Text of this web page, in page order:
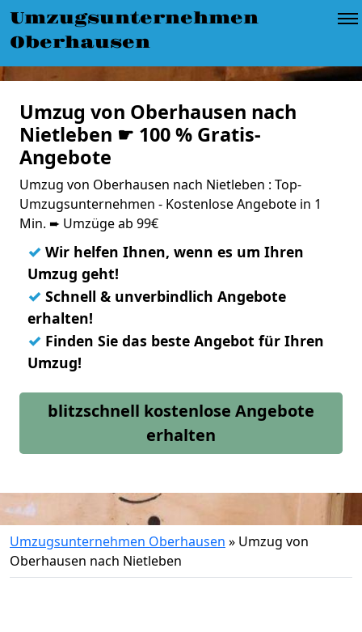
Umzugsunternehmen
Oberhausen
Umzug von Oberhausen nach
Nietleben ☛ 100 % Gratis-
Angebote
Umzug von Oberhausen nach Nietleben : Top-
Umzugsunternehmen - Kostenlose Angebote in 1
Min. ➨ Umzüge ab 99€
✓ Wir helfen Ihnen, wenn es um Ihren
Umzug geht!
✓ Schnell & unverbindlich Angebote
erhalten!
✓ Finden Sie das beste Angebot für Ihren
Umzug!
blitzschnell kostenlose Angebote
erhalten
Umzugsunternehmen Oberhausen » Umzug von
Oberhausen nach Nietleben